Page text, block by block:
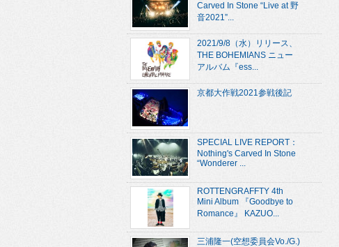
Carved In Stone “Live at 野
音2021”...
2021/9/8（水）リリース、
THE BOHEMIANS ニュー
アルバム『ess...
京都大作戦2021参戦後記
SPECIAL LIVE REPORT：
Nothing's Carved In Stone
“Wonderer ...
ROTTENGRAFFTY 4th
Mini Album 『Goodbye to
Romance』 KAZUO...
三浦隆一(空想委員会Vo./G.)